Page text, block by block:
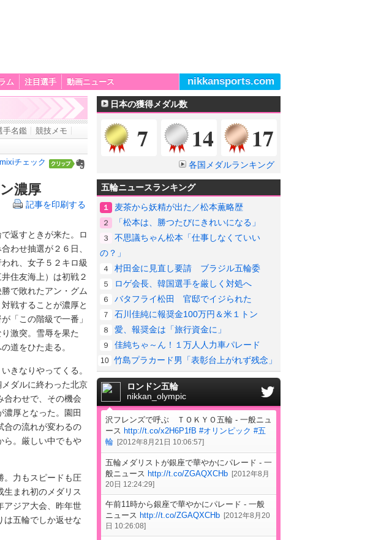
ム 注目選手 動画ニュース nikkansports.com
手名鑑
競技メモ
mixiチェック
濃厚
記事を印刷する
返すときが来た。ロ
わせ抽選が２６日、
れ、女子５２キロ級
住友海上）は初戦２
で敗れたアン・グム
戦することが濃厚と
「この階級で一番」
激突。雪辱を果た
道をひた走る。
きなりやってくる。
ダルに終わった北京
合わせで、その機会
厚となった。園田
合の流れが変わるの
ら。厳しい中でもや
。力もスピードも圧
生まれ初のメダリス
アジア大会、昨年世
は五輪でしか返せな
日本の獲得メダル数
金メダル
7 銀メダル
14 17
各国メダルランキング
五輪ニュースランキング
１ 麦茶から妖精が出た／松本薫略歴
２ 「松本は、勝つたびにきれいになる」
３
不思議ちゃん松本「仕事しなくていい
の？」
４ 村田金に見直し要請 ブラジル五輪委
５ ロゲ会長、韓国選手を厳しく対処へ
６ バタフライ松田 官邸でイジられた
７ 石川佳純に報奨金100万円＆米１トン
８ 愛、報奨金は「旅行資金に」
９ 佳純ちゃ～ん！１万人人力車パレード
10 竹島プラカード男「表彰台上がれず残念」
ロンドン五輪
nikkan_olympic
沢フレンズで呼ぶ ＴＯＫＹＯ五輪 - 一般ニュ
ース http://t.co/x2H6P1fB #オリンピック #五
輪 [2012年8月21日 10:06:57]
五輪メダリストが銀座で華やかにパレード - 一
般ニュース http://t.co/ZGAQXCHb [2012年8月
20日 12:24:29]
午前11時から銀座で華やかにパレード - 一般
ニュース http://t.co/ZGAQXCHb [2012年8月20
日 10:26:08]